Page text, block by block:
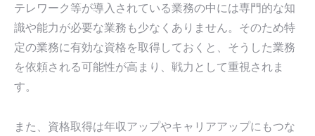
テレワーク等が導入されている業務の中には専門的な知
識や能力が必要な業務も少なくありません。そのため特
定の業務に有効な資格を取得しておくと、そうした業務
を依頼される可能性が高まり、戦力として重視されま
す。
また、資格取得は年収アップやキャリアアップにもつな